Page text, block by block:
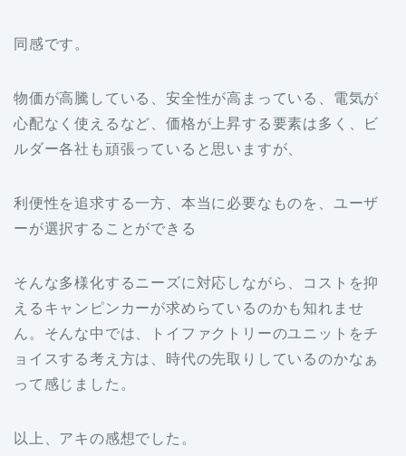
同感です。
物価が高騰している、安全性が高まっている、電気が
心配なく使えるなど、価格が上昇する要素は多く、ビ
ルダー各社も頑張っていると思いますが、
利便性を追求する一方、本当に必要なものを、ユーザ
ーが選択することができる
そんな多様化するニーズに対応しながら、コストを抑
えるキャンピンカーが求めらているのかも知れませ
ん。そんな中では、トイファクトリーのユニットをチ
ョイスする考え方は、時代の先取りしているのかなぁ
って感じました。
以上、アキの感想でした。